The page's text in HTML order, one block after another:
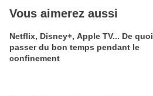
Vous aimerez aussi
Netflix, Disney+, Apple TV... De quoi
passer du bon temps pendant le
confinement